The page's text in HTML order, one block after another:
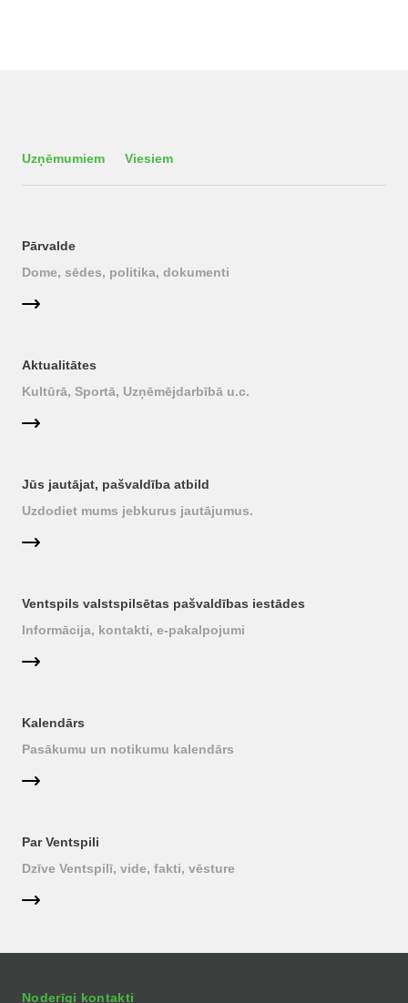
Uzņēmumiem Viesiem
Pārvalde
Dome, sēdes, politika, dokumenti
Aktualitātes
Kultūrā, Sportā, Uzņēmējdarbībā u.c.
Jūs jautājat, pašvaldība atbild
Uzdodiet mums jebkurus jautājumus.
Ventspils valstspilsētas pašvaldības iestādes
Informācija, kontakti, e-pakalpojumi
Kalendārs
Pasākumu un notikumu kalendārs
Par Ventspili
Dzīve Ventspilī, vide, fakti, vēsture
Noderīgi kontakti